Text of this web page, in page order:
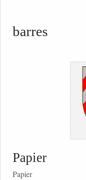
barres
Papier
Papier